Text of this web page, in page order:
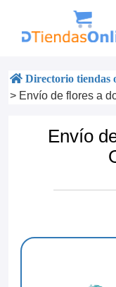
Directorio tiendas
> Envío de flores a
Envío